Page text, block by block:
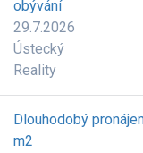
obývání
29.7.2026
Ústecký
Reality
Dlouhodobý
m2